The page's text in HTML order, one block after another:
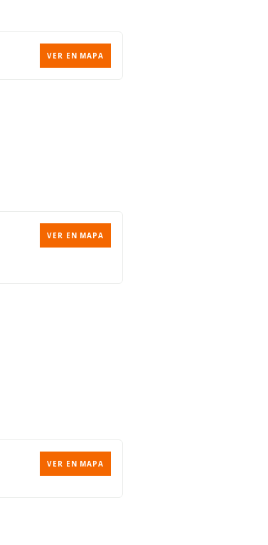
VER EN MAPA
VER EN MAPA
VER EN MAPA